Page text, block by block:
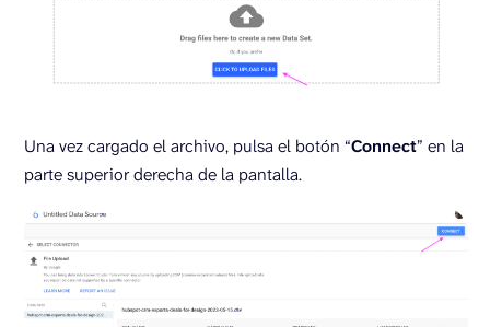
Una vez cargado el archivo, pulsa el botón “Connect” en la
parte superior derecha de la pantalla.